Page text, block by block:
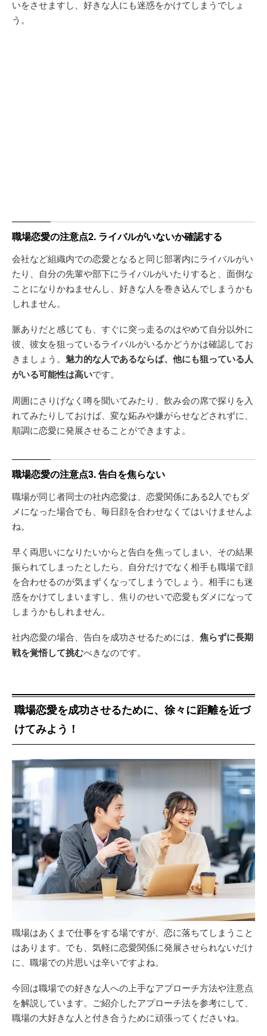
いをさせますし、好きな人にも迷惑をかけてしまうでしょ
う。
職場恋愛の注意点2. ライバルがいないか確認する
会社など組織内での恋愛となると同じ部署内にライバルがい
たり、自分の先輩や部下にライバルがいたりすると、面倒な
ことになりかねませんし、好きな人を巻き込んでしまうかも
しれません。
脈ありだと感じても、すぐに突っ走るのはやめて自分以外に
彼、彼女を狙っているライバルがいるかどうかは確認してお
きましょう。 魅力的な人であるならば、他にも狙っている人
がいる可能性は高いです。
周囲にさりげなく噂を聞いてみたり、飲み会の席で探りを入
れてみたりしておけば、変な妬みや嫌がらせなどされずに、
順調に恋愛に発展させることができますよ。
職場恋愛の注意点3. 告白を焦らない
職場が同じ者同士の社内恋愛は、恋愛関係にある2人でもダ
メになった場合でも、毎日顔を合わせなくてはいけませんよ
ね。
早く両思いになりたいからと告白を焦ってしまい、その結果
振られてしまったとしたら、自分だけでなく相手も職場で顔
を合わせるのが気まずくなってしまうでしょう。相手にも迷
惑をかけてしまいますし、焦りのせいで恋愛もダメになって
しまうかもしれません。
社内恋愛の場合、告白を成功させるためには、 焦らずに長期
戦を覚悟して挑むべきなのです。
職場恋愛を成功させるために、徐々に距離を近づ
けてみよう！
職場はあくまで仕事をする場ですが、恋に落ちてしまうこと
はあります。でも、気軽に恋愛関係に発展させられないだけ
に、職場での片思いは辛いですよね。
今回は職場での好きな人への上手なアプローチ方法や注意点
を解説しています。ご紹介したアプローチ法を参考にして、
職場の大好きな人と付き合うために頑張ってくださいね。